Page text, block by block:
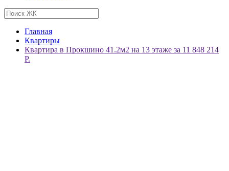
Главная
Квартиры
Квартира в Прокшино 41.2м2 на 13 этаже за 11 848 214
Р.